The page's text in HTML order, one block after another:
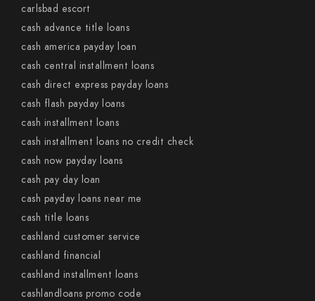
carlsbad escort
cash advance title loans
cash america payday loan
cash central installment loans
cash direct express payday loans
cash flash payday loans
cash installment loans
cash installment loans no credit check
cash now payday loans
cash pay day loan
cash payday loans near me
cash title loans
cashland customer service
cashland financial
cashland installment loans
cashlandloans promo code